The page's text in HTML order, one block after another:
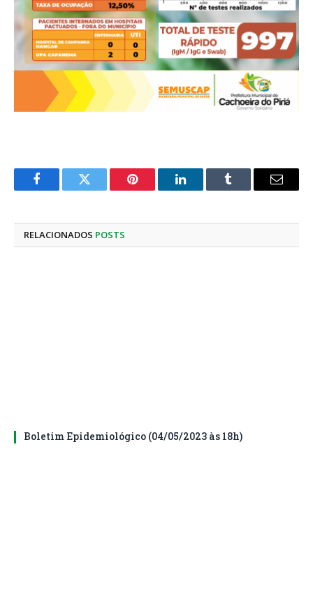
FacebookTwitter Pinterest LinkedInTumblr
E-
RELACIONADOS POSTS
Boletim Epidemiológico (04/05/2023 às 18h)